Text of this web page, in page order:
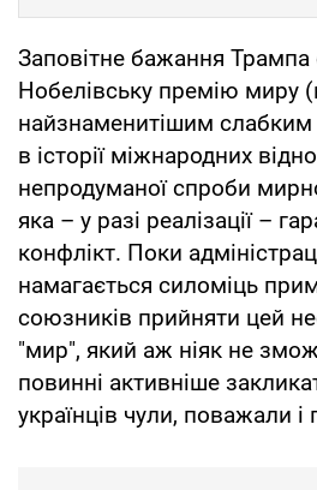
Заповітне бажання Трампа
Нобелівську премію миру
найзнаменитішим слабким
в історії міжнародних
непродуманої спроби
яка – у разі реалізації –
конфлікт. Поки
намагається силоміць
союзників прийняти цей
"мир", який аж ніяк не
повинні активніше
українців чули, поважали і